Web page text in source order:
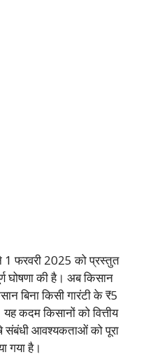
ने 1 फरवरी 2025 को प्रस्तुत
घोषणा की है। अब किसान
बिना किसी गारंटी के ₹5
कदम किसानों को वित्तीय
संबंधी आवश्यकताओं को पूरा
गया है।